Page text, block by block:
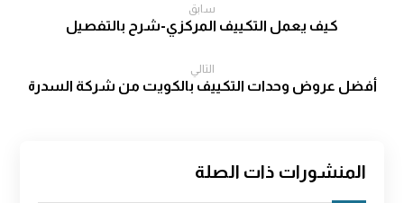
سابق
كيف يعمل التكييف المركزي-شرح بالتفصيل
التالي
أفضل عروض وحدات التكييف بالكويت من شركة السدرة
المنشورات ذات الصلة